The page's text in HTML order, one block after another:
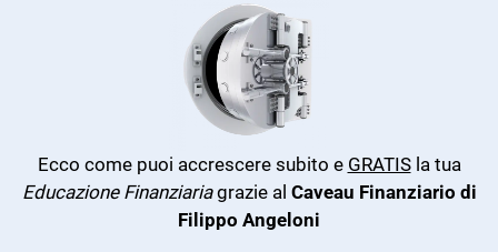
Ecco come puoi accrescere subito e GRATISla tua
Educazione Finanziariagrazie al Caveau Finanziario di
Filippo Angeloni